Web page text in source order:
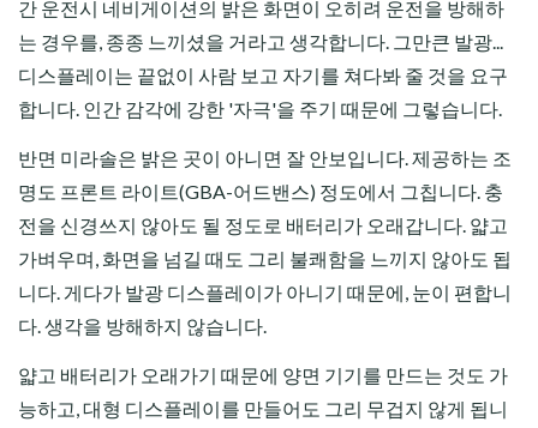
간 운전시 네비게이션의 밝은 화면이 오히려 운전을 방해하
는 경우를, 종종 느끼셨을 거라고 생각합니다. 그만큰 발광...
디스플레이는 끝없이 사람 보고 자기를 쳐다봐 줄 것을 요구
합니다. 인간 감각에 강한 '자극'을 주기 때문에 그렇습니다.
반면 미라솔은 밝은 곳이 아니면 잘 안보입니다. 제공하는 조
명도 프론트 라이트(GBA-어드밴스) 정도에서 그칩니다. 충
전을 신경쓰지 않아도 될 정도로 배터리가 오래갑니다. 얇고
가벼우며, 화면을 넘길 때도 그리 불쾌함을 느끼지 않아도 됩
니다. 게다가 발광 디스플레이가 아니기 때문에, 눈이 편합니
다. 생각을 방해하지 않습니다.
얇고 배터리가 오래가기 때문에 양면 기기를 만드는 것도 가
능하고, 대형 디스플레이를 만들어도 그리 무겁지 않게 됩니